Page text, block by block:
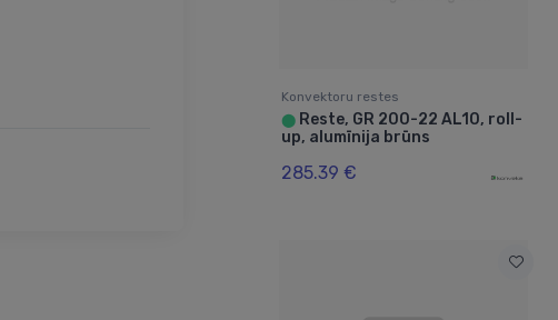
Konvektoru restes
⬤ Reste, GR 200-22 AL10, roll-
up, alumīnija brūns
285.39 €